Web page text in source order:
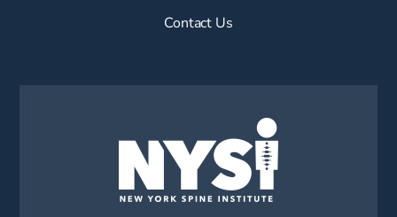
Contact Us